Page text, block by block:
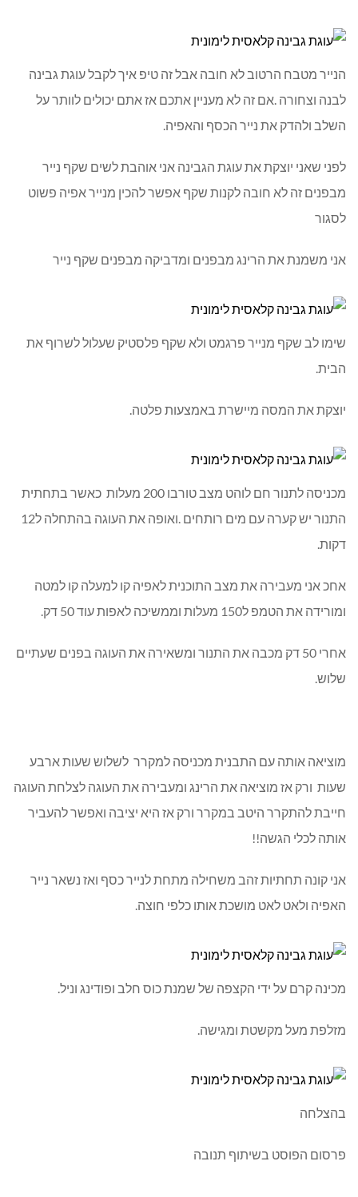
הנייר מטבח הרטוב לא חובה אבל זה טיפ איך לקבל עוגת גבינה
לבנה וצחורה .אם זה לא מעניין אתכם אז אתם יכולים לוותר על
השלב ולהדק את נייר הכסף והאפיה.
לפני שאני יוצקת את עוגת הגבינה אני אוהבת לשים שקף נייר
מבפנים זה לא חובה לקנות שקף אפשר להכין מנייר אפיה פשוט
לסגור
אני משמנת את הרינג מבפנים ומדביקה מבפנים שקף נייר
שימו לב שקף מנייר פרגמט ולא שקף פלסטיק שעלול לשרוף את
הבית.
יוצקת את המסה מיישרת באמצעות פלטה.
מכניסה לתנור חם לוהט מצב טורבו 200 מעלות כאשר בתחתית
התנור יש קערה עם מים רותחים .ואופה את העוגה בהתחלה ל12
דקות.
אחכ אני מעבירה את מצב התוכנית לאפיה קו למעלה קו למטה
ומורידה את הטמפ ל150 מעלות וממשיכה לאפות עוד 50 דק.
אחרי 50 דק מכבה את התנור ומשאירה את העוגה בפנים שעתיים
שלוש.
מוציאה אותה עם התבנית מכניסה למקרר לשלוש שעות ארבע
שעות ורק אז מוציאה את הרינג ומעבירה את העוגה לצלחת העוגה
חייבת להתקרר היטב במקרר ורק אז היא יציבה ואפשר להעביר
אותה לכלי הגשה!!
אני קונה תחתיות זהב משחילה מתחת לנייר כסף ואז נשאר נייר
האפיה ולאט לאט מושכת אותו כלפי חוצה.
מכינה קרם על ידי הקצפה של שמנת כוס חלב ופודינג וניל.
מזלפת מעל מקשטת ומגישה.
בהצלחה
פרסום הפוסט בשיתוף תנובה